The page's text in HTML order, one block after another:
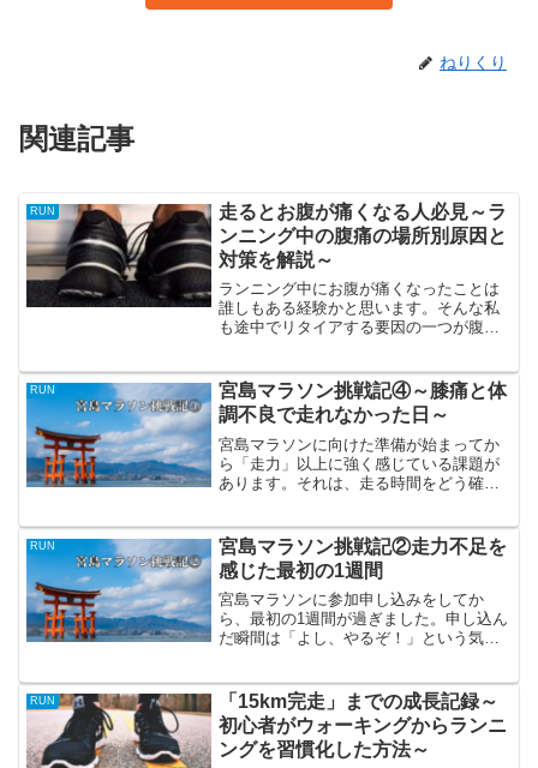
ねりくり
関連記事
RUN
走るとお腹が痛くなる人必見～ラ
ンニング中の腹痛の場所別原因と
対策を解説～
ランニング中にお腹が痛くなったことは
誰しもある経験かと思います。そんな私
も途中でリタイアする要因の一つが腹痛
RUN
宮島マラソン挑戦記④～膝痛と体
調不良で走れなかった日～
宮島マラソンに向けた準備が始まってか
ら「走力」以上に強く感じている課題が
あります。それは、走る時間をどう確保
ではないのですが。。第3話では、宮島マ
ラソンに向けて練習したい気持ちと現実
の生活との間で揺れている今の正直な状
況を書いていきます。
RUN
宮島マラソン挑戦記②走力不足を
感じた最初の1週間
宮島マラソンに参加申し込みをしてか
ら、最初の1週間が過ぎました。申し込ん
だ瞬間は「よし、やるぞ！」という気持
は、そんな最初の1週間の練習記録と、正
直に感じたことを書いていきます。
RUN
「15km完走」までの成長記録～
初心者がウォーキングからランニ
ングを習慣化した方法～